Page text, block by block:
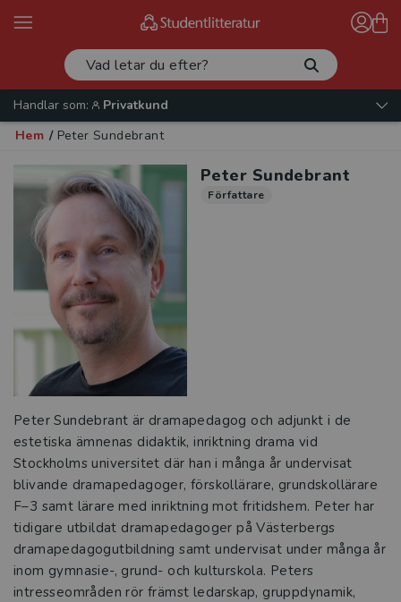
Handlar som:
Privatkund
Hem / Peter Sundebrant
Peter Sundebrant
Författare
Peter Sundebrant är dramapedagog och adjunkt i de
estetiska ämnenas didaktik, inriktning drama vid
Stockholms universitet där han i många år undervisat
blivande dramapedagoger, förskollärare, grundskollärare
F–3 samt lärare med inriktning mot fritidshem. Peter har
tidigare utbildat dramapedagoger på Västerbergs
dramapedagogutbildning samt undervisat under många år
inom gymnasie-, grund- och kulturskola. Peters
intresseområden rör främst ledarskap, gruppdynamik,